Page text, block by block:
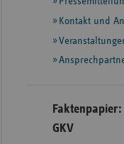
weiteren
Informationen
Kontakt und
GKV